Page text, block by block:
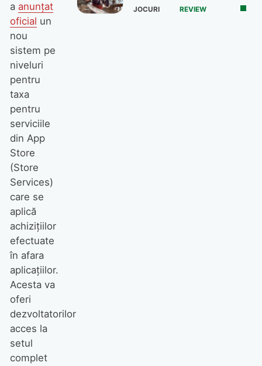
a anunțat
oficial un
nou
sistem pe
niveluri
pentru
taxa
pentru
serviciile
din App
Store
(Store
Services)
care se
aplică
achizițiilor
efectuate
în afara
aplicațiilor.
Acesta va
oferi
dezvoltatorilor
acces la
setul
complet
JOCURI REVIEW